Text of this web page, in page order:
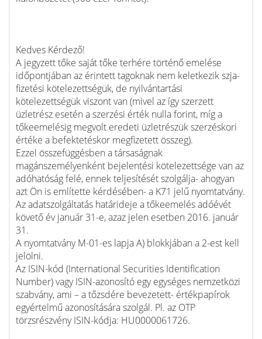
Kedves Kérdező!
A jegyzett tőke saját tőke terhére történő emelése
időpontjában az érintett tagoknak nem keletkezik szja-
fizetési kötelezettségük, de nyilvántartási
kötelezettségük viszont van (mivel az így szerzett
üzletrész esetén a szerzési érték nulla forint, míg a
tőkeemelésig megvolt eredeti üzletrészük szerzéskori
értéke a befektetéskor megfizetett összeg).
Ezzel összefüggésben a társaságnak
magánszemélyenként bejelentési kötelezettsége van az
adóhatóság felé, ennek teljesítését szolgálja- ahogyan
azt Ön is említette kérdésében- a K71 jelű nyomtatvány.
Az adatszolgáltatás határideje a tőkeemelés adóévét
követő év január 31-e, azaz jelen esetben 2016. január
31.
A nyomtatvány M-01-es lapja A) blokkjában a 2-est kell
jelölni.
Az ISIN-kód (International Securities Identification
Number) vagy ISIN-azonosító egy egységes nemzetközi
szabvány, ami – a tőzsdére bevezetett- értékpapírok
egyértelmű azonosítására szolgál. Pl. az OTP
törzsrészvény ISIN-kódja: HU0000061726.